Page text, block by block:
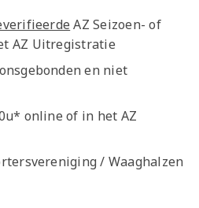
AZ Seizoen- of
AZ Uitregistratie
en niet
online of in het AZ
/ Waaghalzen